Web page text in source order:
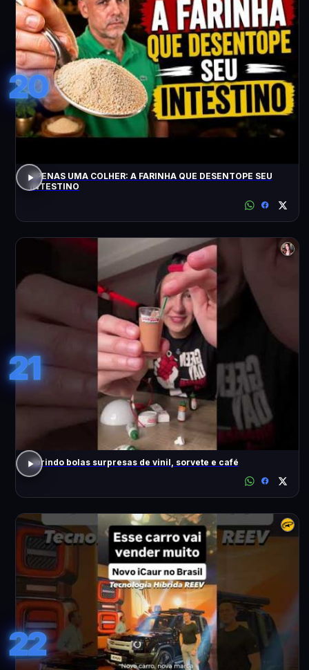
20
APENAS UMA COLHER: A FARINHA QUE DESENTOPE SEU
INTESTINO
21
abrindo bolas surpresas de vinil, sorvete e café
22